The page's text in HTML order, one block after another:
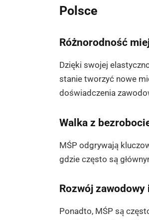
Polsce
Różnorodność
Dzięki swojej
stanie tworzyć nowe
doświadczenia
Walka z
MŚP odgrywają
gdzie często są
Rozwój zawodowy
Ponadto, MŚP są